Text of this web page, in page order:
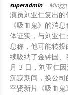
superadmin
演员刘亚仁复出
《吸血鬼》的消息也重新受到关
体证实，与刘亚
息称，他可能转
续吸纳了金钟国、泰
月 3 日，刘亚仁
沉寂期间，换公
宰贤新片《吸血鬼》的